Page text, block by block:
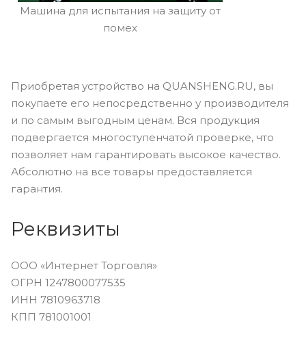
Машина для испытания на защиту от
помех
Приобретая устройство на QUANSHENG.RU, вы
покупаете его непосредственно у производителя
и по самым выгодным ценам. Вся продукция
подвергается многоступенчатой проверке, что
позволяет нам гарантировать высокое качество.
Абсолютно на все товары предоставляется
гарантия.
Реквизиты
ООО «Интернет Торговля»
ОГРН 1247800077535
ИНН 7810963718
КПП 781001001